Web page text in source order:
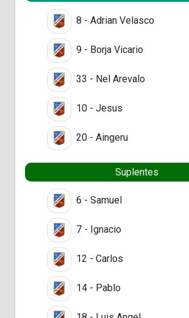
8 - Adrian Velasco
9 - Borja Vicario
33 - Nel Arevalo
10 - Jesus
20 - Aingeru
Suplentes
6 - Samuel
7 - Ignacio
12 - Carlos
14 - Pablo